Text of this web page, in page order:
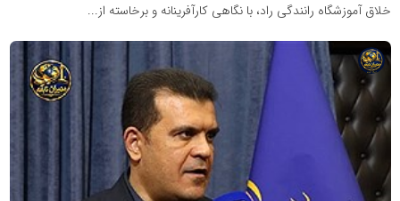
خلاق آموزشگاه رانندگی راد، با نگاهی کارآفرینانه و برخاسته از...
شبکه
خبری
مدیران
نابغه